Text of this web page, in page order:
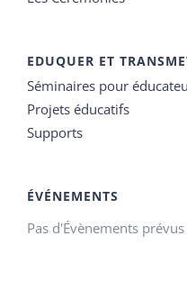
EDUQUER ET
Séminaires pour
Projets éducatifs
Supports
ÉVÉNEMENTS
Pas d'Évènements